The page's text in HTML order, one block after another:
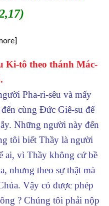
Ki-tô theo thánh Mác-
Pha-ri-sêu và mấy
cùng Đức Giê-su để
Những người này đến
tôi biết Thầy là người
ai, vì Thầy không cứ bề
nhưng theo sự thật mà
Vậy có được phép
? Chúng tôi phải nộp